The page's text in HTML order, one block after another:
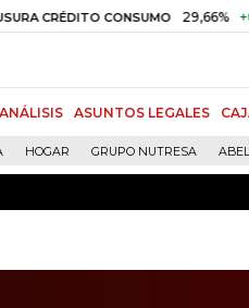
CONSUMO 29,66% +0,87%
ANÁLISIS ASUNTOS LEGALES
HOGAR GRUPO NUTRESA